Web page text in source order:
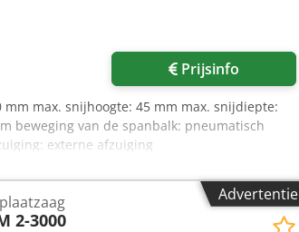
Prijsinfo
mm max. snijhoogte: 45 mm max. snijdiepte:
beweging van de spanbalk: pneumatisch
externe afzuiging
zaagblad (nabewerking)
5400 x 1180 x 160 mm motorvermogen:
Advertentie
2-3000